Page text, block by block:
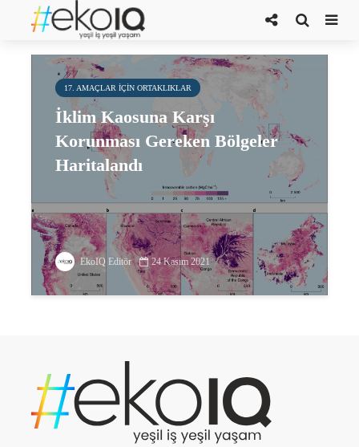
Karbon rezervleri
17. AMAÇLAR IÇIN ORTAKLIKLAR
İklim Kaosuna Karşı
Korunması Gereken Bölgeler
Haritalandı
EkoIQ Editör 24 Kasım 2021